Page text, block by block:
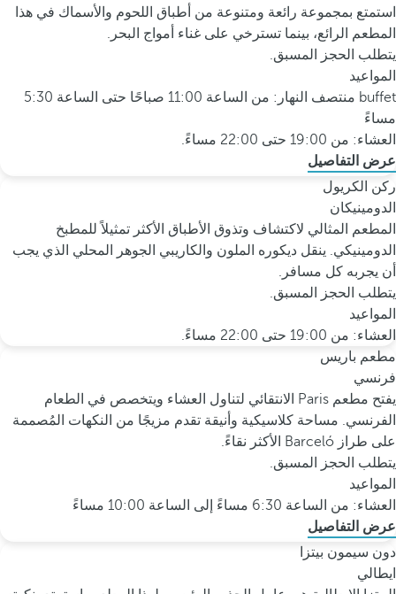
استمتع بمجموعة رائعة ومتنوعة من أطباق اللحوم والأسماك في هذا
المطعم الرائع، بينما تسترخي على غناء أمواج البحر.
يتطلب الحجز المسبق.
المواعيد
buffet منتصف النهار: من الساعة 11:00 صباحًا حتى الساعة 5:30
مساءً
العشاء: من 19:00 حتى 22:00 مساءً.
عرض التفاصيل
ركن الكريول
الدومينيكان
المطعم المثالي لاكتشاف وتذوق الأطباق الأكثر تمثيلاً للمطبخ
الدومينيكي. ينقل ديكوره الملون والكاريبي الجوهر المحلي الذي يجب
أن يجربه كل مسافر.
يتطلب الحجز المسبق.
المواعيد
العشاء: من 19:00 حتى 22:00 مساءً.
مطعم باريس
فرنسي
يفتح مطعم Paris الانتقائي لتناول العشاء ويتخصص في الطعام
الفرنسي. مساحة كلاسيكية وأنيقة تقدم مزيجًا من النكهات المُصممة
على طراز Barceló الأكثر نقاءً.
يتطلب الحجز المسبق.
المواعيد
العشاء: من الساعة 6:30 مساءً إلى الساعة 10:00 مساءً
عرض التفاصيل
دون سيمون بيتزا
ايطالي